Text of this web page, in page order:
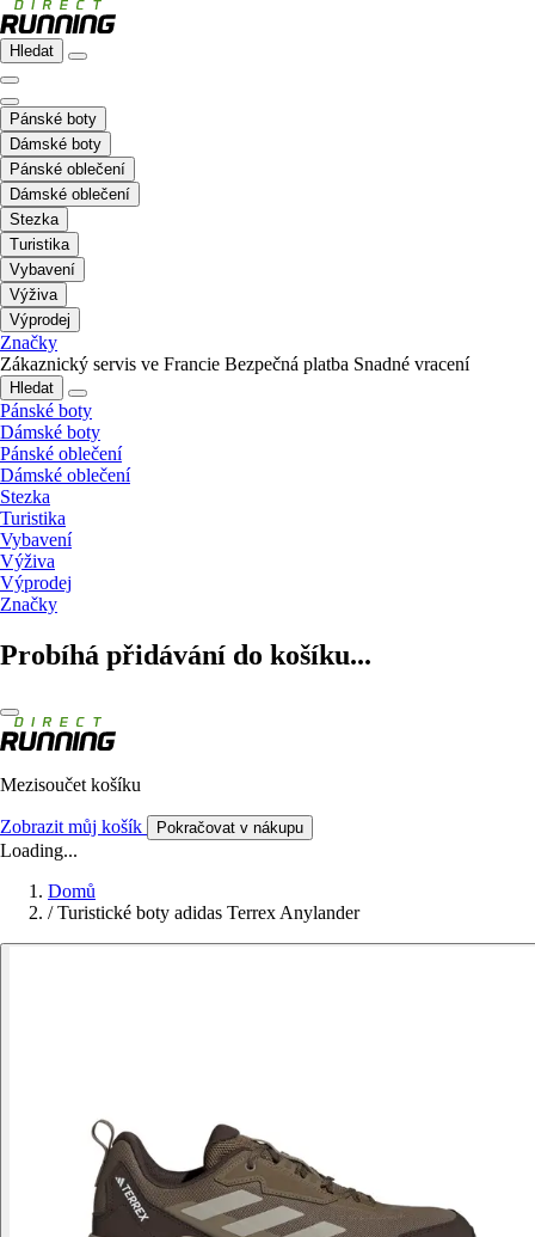
Hledat
Pánské boty
Dámské boty
Pánské oblečení
Dámské oblečení
Stezka
Turistika
Vybavení
Výživa
Výprodej
Značky
Zákaznický servis ve Francie Bezpečná platba Snadné vracení
Hledat
Pánské boty
Dámské boty
Pánské oblečení
Dámské oblečení
Stezka
Turistika
Vybavení
Výživa
Výprodej
Značky
Probíhá přidávání do košíku...
Mezisoučet košíku
Zobrazit můj košík Pokračovat v nákupu
Loading...
Domů
/ Turistické boty adidas Terrex Anylander